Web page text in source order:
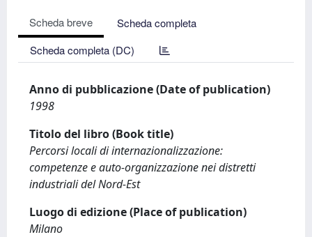
Scheda breve
Scheda completa
Scheda completa (DC)
Anno di pubblicazione (Date of publication)
1998
Titolo del libro (Book title)
Percorsi locali di internazionalizzazione:
competenze e auto-organizzazione nei distretti
industriali del Nord-Est
Luogo di edizione (Place of publication)
Milano